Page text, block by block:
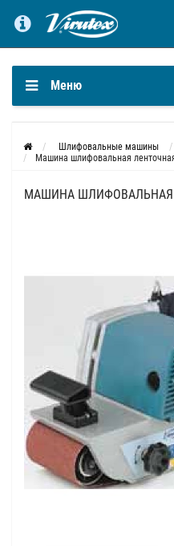
Меню
Шлифовальные машины
Машина шлифовальная
МАШИНА ШЛИФОВАЛЬНАЯ